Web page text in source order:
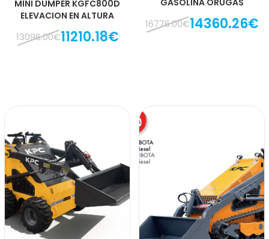
MINI DUMPER KGFC800D
ELEVACION EN ALTURA
13096.00€11210.18€
GASOLINA ORUGAS
16776.00€14360.26€